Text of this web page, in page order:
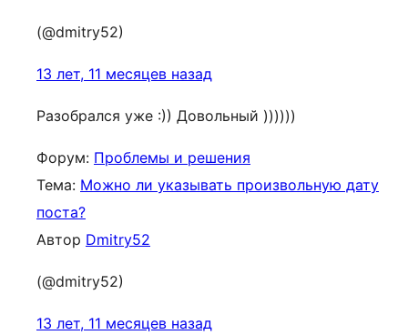
(@dmitry52)
13 лет, 11 месяцев назад
Разобрался уже :)) Довольный ))))))
Форум: Проблемы и решения
Тема: Можно ли указывать произвольную дату
поста?
Автор Dmitry52
(@dmitry52)
13 лет, 11 месяцев назад